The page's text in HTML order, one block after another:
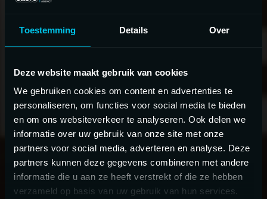
Toestemming Details Over
Deze website maakt gebruik van cookies
We gebruiken cookies om content en advertenties te
personaliseren, om functies voor social media te bieden
en om ons websiteverkeer te analyseren. Ook delen we
informatie over uw gebruik van onze site met onze
partners voor social media, adverteren en analyse. Deze
partners kunnen deze gegevens combineren met andere
informatie die u aan ze heeft verstrekt of die ze hebben
verzameld op basis van uw gebruik van hun services.